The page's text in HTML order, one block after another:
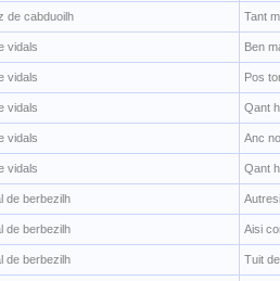
de cabduoilh Tant
vidals Ben
vidals Pos
vidals Qant
vidals Anc
vidals Qant
de berbezilh
de berbezilh Aisi
de berbezilh Tuit